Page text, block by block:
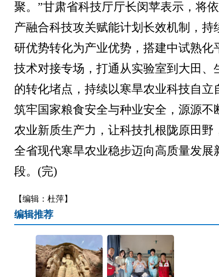
聚。”甘肃省科技厅厅长闵苹表示，将
产融合科技攻关赋能计划长效机制，持
研优势转化为产业优势，搭建中试熟化
技术对接专场，打通从实验室到大田、
的转化堵点，持续以寒旱农业科技自立
筑牢国家粮食安全与种业安全，源源不
农业新质生产力，让科技扎根陇原田野
全省现代寒旱农业稳步迈向高质量发展
段。(完)
【编辑：杜萍】
编辑推荐